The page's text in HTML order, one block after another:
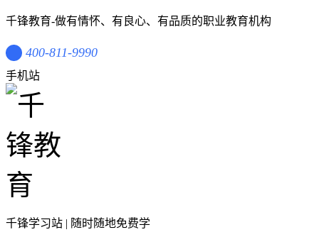
千锋教育-做有情怀、有良心、有品质的职业教育机构
400-811-9990
手机站
千锋学习站 | 随时随地免费学